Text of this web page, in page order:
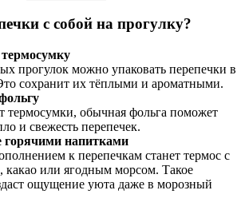
с собой на прогулку?
прогулок можно упаковать перепечки в
сохранит их тёплыми и ароматными.
термосумки, обычная фольга поможет
и свежесть перепечек.
горячими напитками
к перепечкам станет термос с
какао или ягодным морсом. Такое
ощущение уюта даже в морозный